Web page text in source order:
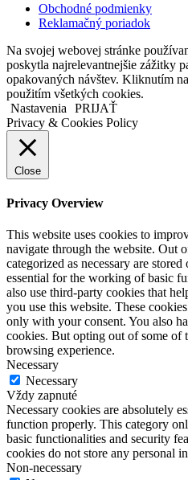
Obchodné podmienky
Reklamačný poriadok
Na svojej webovej stránke
poskytla najrelevantnejšie zážitky
opakovaných návštev. Kliknutím
použitím všetkých cookies.
Nastavenia
PRIJAŤ
Privacy & Cookies Policy
Close
Privacy Overview
This website uses cookies to
navigate through the website. Out
categorized as necessary are
essential for the working of basic
also use third-party cookies that
you use this website. These
only with your consent. You also
cookies. But opting out of some of
browsing experience.
Necessary
Necessary
Vždy zapnuté
Necessary cookies are absolutely
function properly. This category
basic functionalities and security
cookies do not store any personal
Non-necessary